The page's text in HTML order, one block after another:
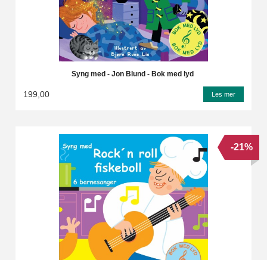
Syng med - Jon Blund - Bok med lyd
199,00 Les mer
-21%